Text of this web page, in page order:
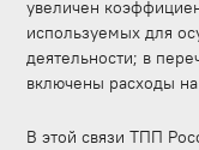
увеличен
используемых для
деятельности; в
включены расходы
В этой связи ТПП